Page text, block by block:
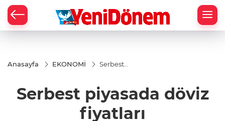
Anasayfa EKONOMİ
Serbest
fiyatları
Serbest piyasada döviz
fiyatları